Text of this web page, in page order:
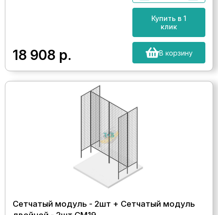
18 908 р.
Купить в 1
клик
В корзину
Сетчатый модуль - 2шт + Сетчатый модуль